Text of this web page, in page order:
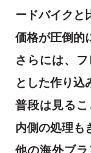
ードバイクと
価格が圧倒的
さらには、
とした作り込
普段は見る
内側の処理も